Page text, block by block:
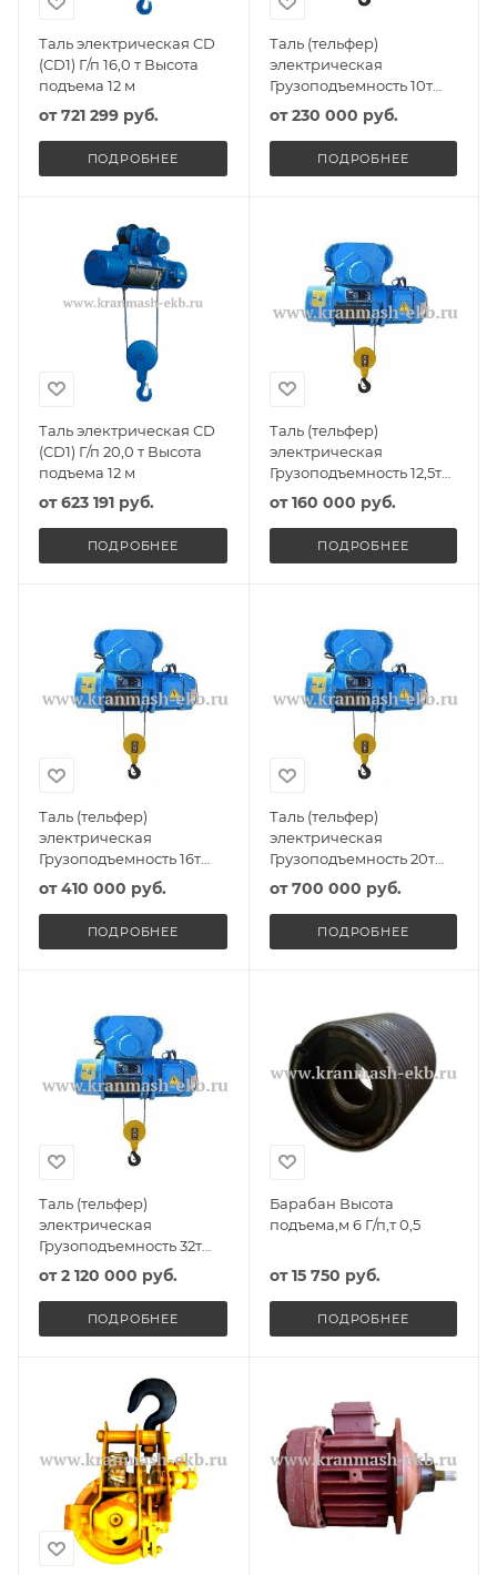
Таль электрическая CD
(CD1) Г/п 16,0 т Высота
подъема 12 м
от721 299 руб.
ПОДРОБНЕЕ
Таль (тельфер)
электрическая
Грузоподъемность 10т
Высота подъема 6м
от230 000 руб.
ПОДРОБНЕЕ
Таль электрическая CD
(CD1) Г/п 20,0 т Высота
подъема 12 м
от623 191 руб.
ПОДРОБНЕЕ
Таль (тельфер)
электрическая
Грузоподъемность 12,5т
Высота подъема 8,5м
от160 000 руб.
ПОДРОБНЕЕ
Таль (тельфер)
электрическая
Грузоподъемность 16т
Высота подъема 10м
от410 000 руб.
ПОДРОБНЕЕ
Таль (тельфер)
электрическая
Грузоподъемность 20т
Высота подъема 10м
от700 000 руб.
ПОДРОБНЕЕ
Таль (тельфер)
электрическая
Грузоподъемность 32т
Высота подъема 10м
от2 120 000 руб.
ПОДРОБНЕЕ
Барабан Высота
подъема,м 6 Г/п,т 0,5
от15 750 руб.
ПОДРОБНЕЕ